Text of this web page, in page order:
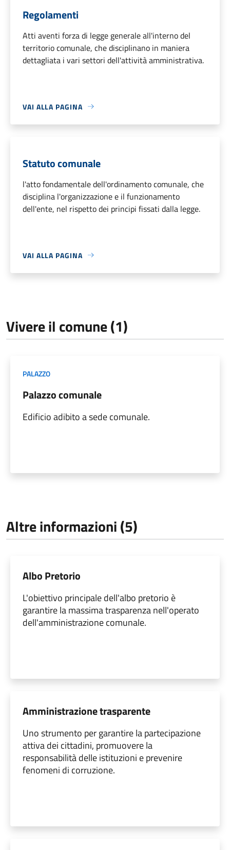
Regolamenti
Atti aventi forza di legge generale all'interno del
territorio comunale, che disciplinano in maniera
dettagliata i vari settori dell'attività amministrativa.
VAI ALLA PAGINA
Statuto comunale
l'atto fondamentale dell'ordinamento comunale, che
disciplina l'organizzazione e il funzionamento
dell'ente, nel rispetto dei principi fissati dalla legge.
VAI ALLA PAGINA
Vivere il comune (1)
PALAZZO
Palazzo comunale
Edificio adibito a sede comunale.
Altre informazioni (5)
Albo Pretorio
L'obiettivo principale dell'albo pretorio è
garantire la massima trasparenza nell'operato
dell'amministrazione comunale.
Amministrazione trasparente
Uno strumento per garantire la partecipazione
attiva dei cittadini, promuovere la
responsabilità delle istituzioni e prevenire
fenomeni di corruzione.